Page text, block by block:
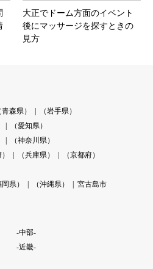
大正でドーム方面のイベント
後にマッサージを探すときの
見方
青森県）
（岩手県）
（愛知県）
（神奈川県）
（兵庫県）
（京都府）
岡県） （沖縄県） 宮古島市
-中部-
-近畿-